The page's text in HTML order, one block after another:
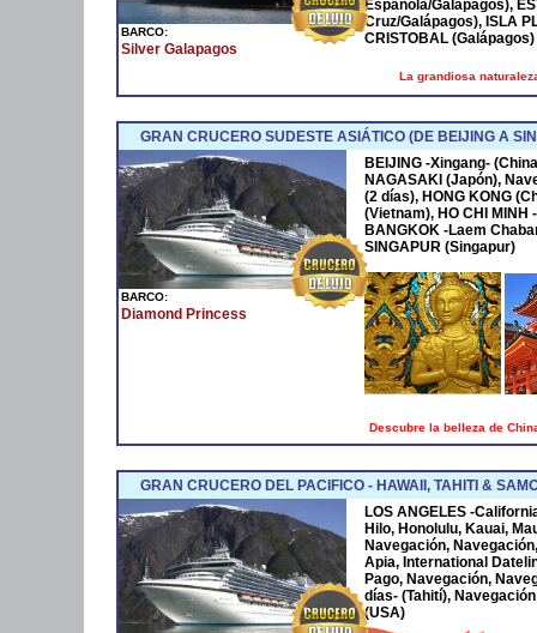
BARCO:
Silver Galapagos
Española/Galápagos),
Cruz/Galápagos), ISLA
CRISTOBAL (Galápagos)
La grandiosa
GRAN CRUCERO SUDESTE ASIÁTICO (DE BEIJING A
BARCO:
Diamond Princess
BEIJING -Xingang-
NAGASAKI (Japón),
(2 días), HONG KONG
(Vietnam), HO CHI MINH
BANGKOK -Laem
SINGAPUR (Singapur)
Descubre la belleza de
GRAN CRUCERO DEL PACIFICO - HAWAII, TAHITI &
LOS ANGELES -
Hilo, Honolulu, Kauai,
Navegación,
Apia, International
Pago, Navegación,
días- (Tahití),
(USA)